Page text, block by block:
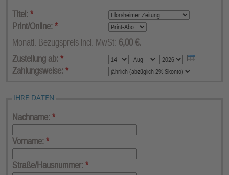
Titel: *
Print/Online: *
Monatl. Bezugspreis incl. MwSt: 6,00 €.
Zustellung ab: *
Zahlungsweise: *
IHRE DATEN
Nachname: *
Vorname: *
Straße/Hausnummer: *